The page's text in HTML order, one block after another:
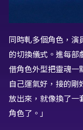
同時軋多個角色，
的切換儀式。進每部
借角色外型把靈魂一
自己運氣好，接的剛
放出來，就像換了一
角色了。」